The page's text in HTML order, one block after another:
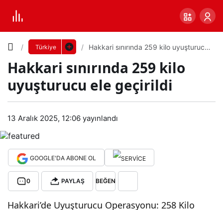
Türkiye
Hakkari sınırında 259 kilo uyuşturucu
Hakkari sınırında 259 kilo
uyuşturucu ele geçirildi
13 Aralık 2025, 12:06 yayınlandı
GOOGLE'DA ABONE OL
0 PAYLAŞ BEĞEN
Hakkari’de Uyuşturucu Operasyonu: 258 Kilo
Hak
sınır
ında
Yazı
Boyutunu
Küçük 100% Dev
Varsayılana